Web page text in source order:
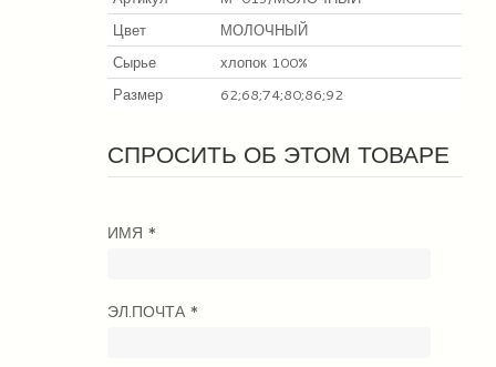
Цвет
МОЛОЧНЫЙ
Сырье
хлопок 100%
Размер
62;68;74;80;86;92
СПРОСИТЬ ОБ ЭТОМ ТОВАРЕ
ИМЯ *
ЭЛ.ПОЧТА *